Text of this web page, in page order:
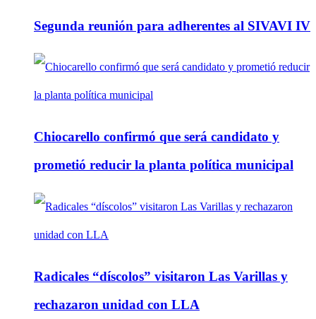
Segunda reunión para adherentes al SIVAVI IV
Chiocarello confirmó que será candidato y
prometió reducir la planta política municipal
Radicales “díscolos” visitaron Las Varillas y
rechazaron unidad con LLA